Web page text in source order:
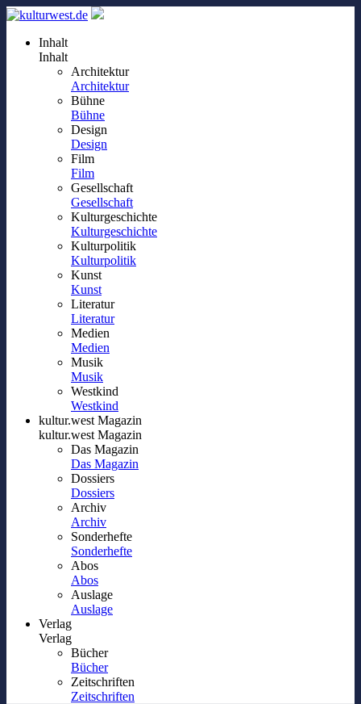
Inhalt
Inhalt
Architektur
Architektur
Bühne
Bühne
Design
Design
Film
Film
Gesellschaft
Gesellschaft
Kulturgeschichte
Kulturgeschichte
Kulturpolitik
Kulturpolitik
Kunst
Kunst
Literatur
Literatur
Medien
Medien
Musik
Musik
Westkind
Westkind
kultur.west Magazin
kultur.west Magazin
Das Magazin
Das Magazin
Dossiers
Dossiers
Archiv
Archiv
Sonderhefte
Sonderhefte
Abos
Abos
Auslage
Auslage
Verlag
Verlag
Bücher
Bücher
Zeitschriften
Zeitschriften